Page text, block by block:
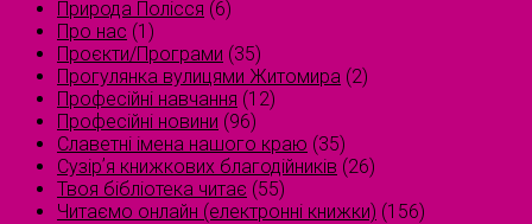
Природа Полісся (6)
Про нас (1)
Проєкти/Програми (35)
Прогулянка вулицями Житомира (2)
Професійні навчання (12)
Професійні новини (96)
Славетні імена нашого краю (35)
Сузірʼя книжкових благодійників (26)
Твоя бібліотека читає (55)
Читаємо онлайн (електронні книжки) (156)